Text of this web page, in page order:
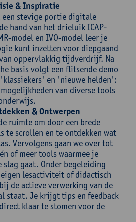
& Inspiratie
een stevige portie digitale
hand van het drieluik ICAP-
model en IVO-model leer je
kunt inzetten voor diepgaand
oppervlakkig tijdverdrijf. Na
basis volgt een flitsende demo
en 'nieuwe helden':
van diverse tools
& Ontwerpen
ruimte om door een brede
te scrollen en te ontdekken wat
Vervolgens gaan we over tot
of meer tools waarmee je
slag gaat. Onder begeleiding
lesactiviteit of didactisch
de actieve verwerking van de
staat. Je krijgt tips en feedback
klaar te stomen voor de